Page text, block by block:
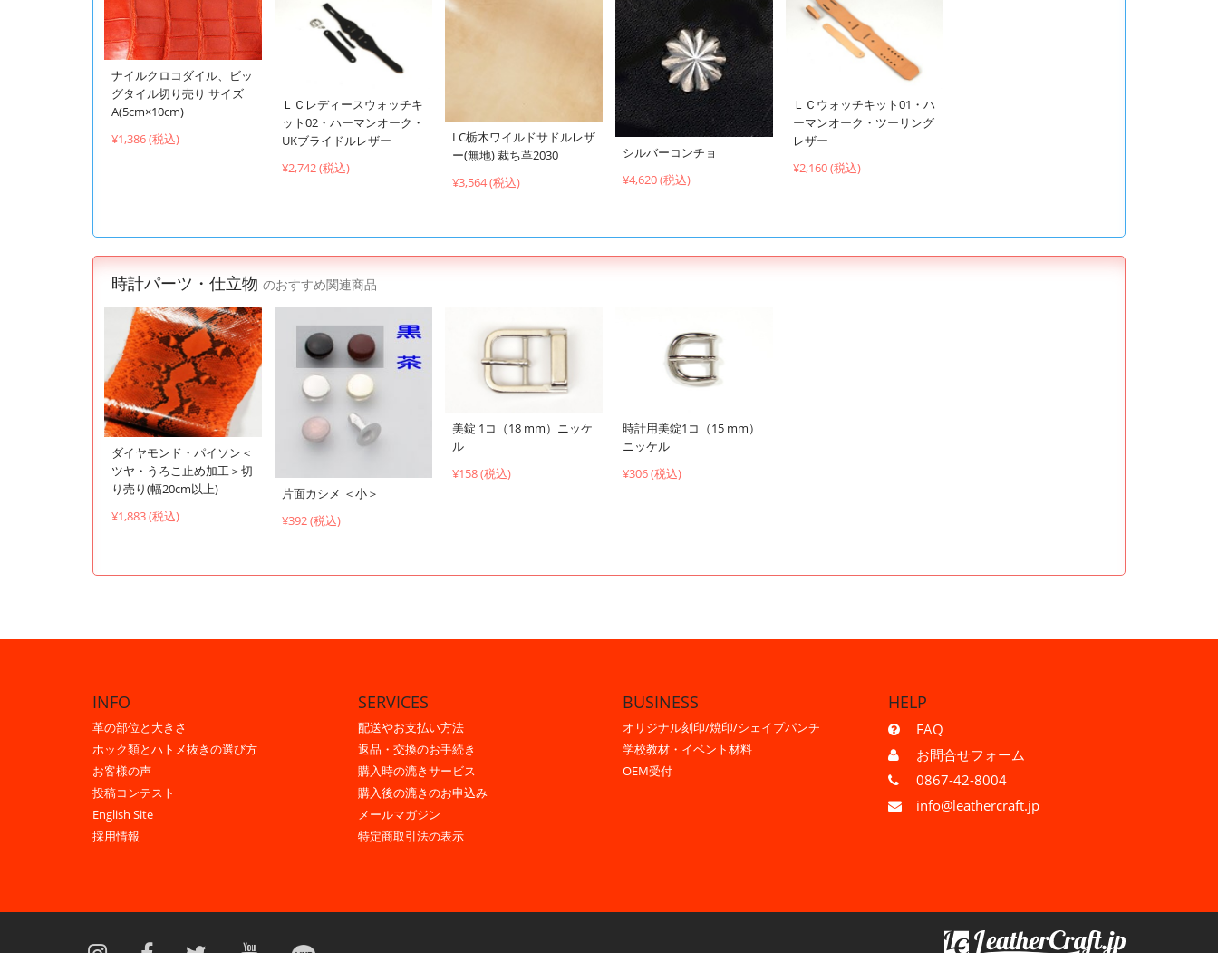
ナイルクロコダイル、ビッ
グタイル切り売り サイズ
A(5cm×10cm)
¥1,386 (税込)
ＬＣレディースウォッチキ
ット02・ハーマンオーク・
UKブライドルレザー
¥2,742 (税込)
LC栃木ワイルドサドルレザ
ー(無地) 裁ち革2030
¥3,564 (税込)
シルバーコンチョ
¥4,620 (税込)
ＬＣウォッチキット01・ハ
ーマンオーク・ツーリング
レザー
¥2,160 (税込)
時計パーツ・仕立物 のおすすめ関連商品
ダイヤモンド・パイソン＜
ツヤ・うろこ止め加工＞切
り売り(幅20cm以上)
¥1,883 (税込)
片面カシメ ＜小＞
¥392 (税込)
美錠 1コ（18 mm）ニッケ
ル
¥158 (税込)
時計用美錠1コ（15 mm）
ニッケル
¥306 (税込)
INFO
革の部位と大きさ
ホック類とハトメ抜きの選び方
お客様の声
投稿コンテスト
English Site
採用情報
SERVICES
配送やお支払い方法
返品・交換のお手続き
購入時の漉きサービス
購入後の漉きのお申込み
メールマガジン
特定商取引法の表示
BUSINESS
オリジナル刻印/焼印/シェイプパンチ
学校教材・イベント材料
OEM受付
HELP
FAQ
お問合せフォーム
0867-42-8004
info@leathercraft.jp